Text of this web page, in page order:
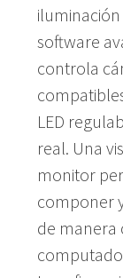
software
controla
LED
real. Una
monitor
componer
de manera